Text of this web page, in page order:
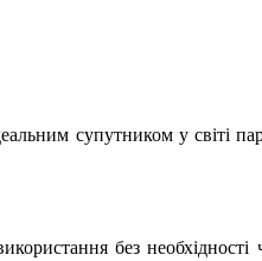
супутником у світі
без необхідності